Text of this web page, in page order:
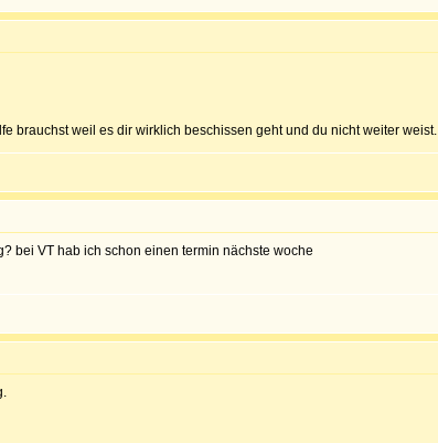
brauchst weil es dir wirklich beschissen geht und du nicht weiter weist.
bei VT hab ich schon einen termin nächste woche